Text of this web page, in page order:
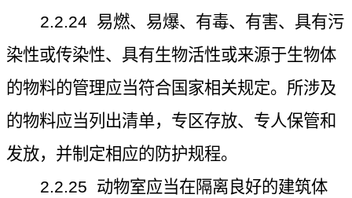
2.2.24 易燃、易爆、有毒、有害、具有污
染性或传染性、具有生物活性或来源于生物体
的物料的管理应当符合国家相关规定。所涉及
的物料应当列出清单，专区存放、专人保管和
发放，并制定相应的防护规程。
2.2.25 动物室应当在隔离良好的建筑体